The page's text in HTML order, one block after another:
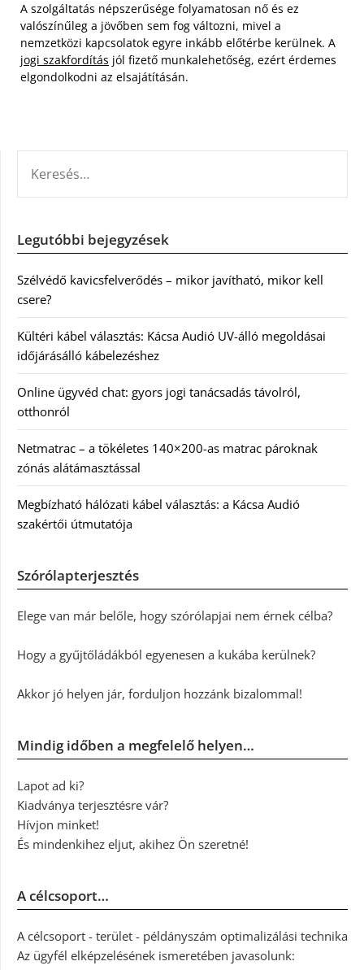
A szolgáltatás népszerűsége folyamatosan nő és ez
valószínűleg a jövőben sem fog változni, mivel a
nemzetközi kapcsolatok egyre inkább előtérbe kerülnek. A
jogi szakfordítás jól fizető munkalehetőség, ezért érdemes
elgondolkodni az elsajátításán.
Legutóbbi bejegyzések
Szélvédő kavicsfelverődés – mikor javítható, mikor kell
csere?
Kültéri kábel választás: Kácsa Audió UV-álló megoldásai
időjárásálló kábelezéshez
Online ügyvéd chat: gyors jogi tanácsadás távolról,
otthonról
Netmatrac – a tökéletes 140×200-as matrac pároknak
zónás alátámasztással
Megbízható hálózati kábel választás: a Kácsa Audió
szakértői útmutatója
Szórólapterjesztés
Elege van már belőle, hogy szórólapjai nem érnek célba?
Hogy a gyűjtőládákból egyenesen a kukába kerülnek?
Akkor jó helyen jár, forduljon hozzánk bizalommal!
Mindig időben a megfelelő helyen…
Lapot ad ki?
Kiadványa terjesztésre vár?
Hívjon minket!
És mindenkihez eljut, akihez Ön szeretné!
A célcsoport…
A célcsoport - terület - példányszám optimalizálási technika
Az ügyfél elképzelésének ismeretében javasolunk: